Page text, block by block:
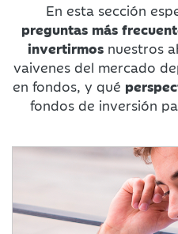
En esta sección
preguntas más
invertirmos nuestros
vaivenes del mercado
en fondos, y qué
fondos de inversión